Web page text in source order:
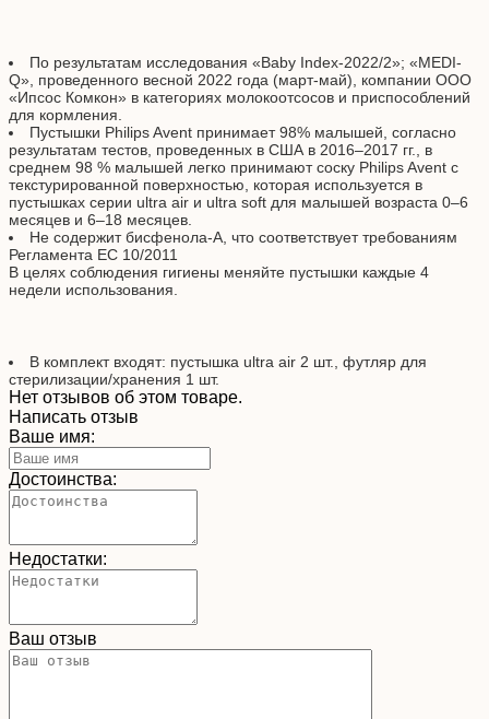
По результатам исследования «Baby Index-2022/2»; «MEDI-
Q», проведенного весной 2022 года (март-май), компании ООО
«Ипсос Комкон» в категориях молокоотсосов и приспособлений
для кормления.
Пустышки Philips Avent принимает 98% малышей, согласно
результатам тестов, проведенных в США в 2016–2017 гг., в
среднем 98 % малышей легко принимают соску Philips Avent с
текстурированной поверхностью, которая используется в
пустышках серии ultra air и ultra soft для малышей возраста 0–6
месяцев и 6–18 месяцев.
Не содержит бисфенола-А, что соответствует требованиям
Регламента ЕС 10/2011
В целях соблюдения гигиены меняйте пустышки каждые 4
недели использования.
В комплект входят: пустышка ultra air 2 шт., футляр для
стерилизации/хранения 1 шт.
Нет отзывов об этом товаре.
Написать отзыв
Ваше имя:
Достоинства:
Недостатки:
Ваш отзыв